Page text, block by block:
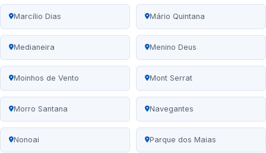
Marcílio Dias Mário Quintana
Medianeira Menino Deus
Moinhos de Vento Mont Serrat
Morro Santana Navegantes
Nonoai Parque dos Maias